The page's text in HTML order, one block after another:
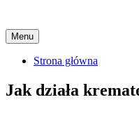
Menu Skip
to
content
Strona główna
Jak działa